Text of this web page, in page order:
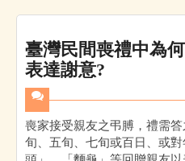
臺灣民間喪禮中為
表達謝意?
喪家接受親友之弔膊，禮需
旬、五旬、七旬或百日、或